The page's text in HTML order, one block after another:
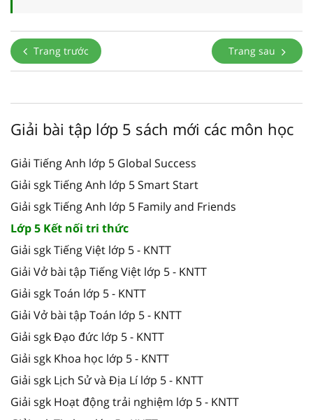
Trang trước Trang sau
Giải bài tập lớp 5 sách mới các môn học
Giải Tiếng Anh lớp 5 Global Success
Giải sgk Tiếng Anh lớp 5 Smart Start
Giải sgk Tiếng Anh lớp 5 Family and Friends
Lớp 5 Kết nối tri thức
Giải sgk Tiếng Việt lớp 5 - KNTT
Giải Vở bài tập Tiếng Việt lớp 5 - KNTT
Giải sgk Toán lớp 5 - KNTT
Giải Vở bài tập Toán lớp 5 - KNTT
Giải sgk Đạo đức lớp 5 - KNTT
Giải sgk Khoa học lớp 5 - KNTT
Giải sgk Lịch Sử và Địa Lí lớp 5 - KNTT
Giải sgk Hoạt động trải nghiệm lớp 5 - KNTT